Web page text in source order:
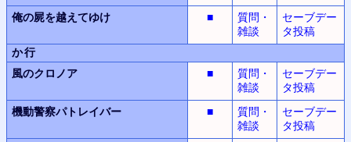
俺の屍を越えてゆけ
■
質問・
雑談
セーブデー
タ投稿
か行
風のクロノア
■
質問・
雑談
セーブデー
タ投稿
機動警察パトレイバー
■
質問・
雑談
セーブデー
タ投稿